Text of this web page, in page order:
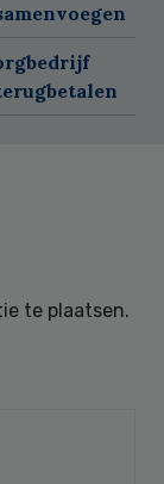
te plaatsen.